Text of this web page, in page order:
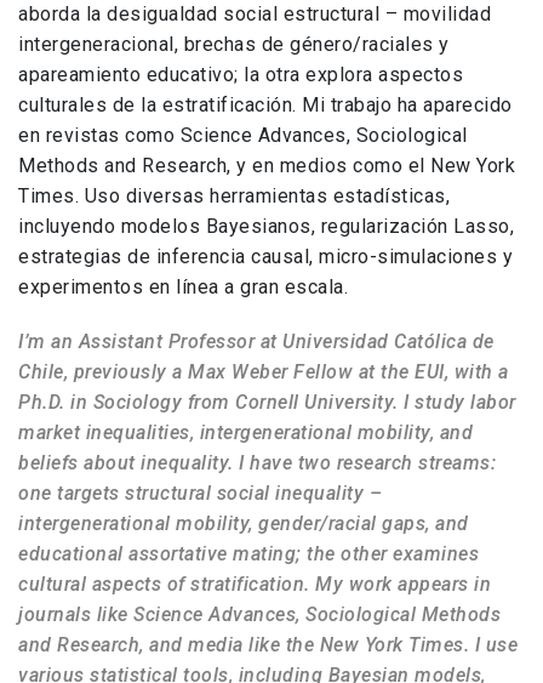
aborda la desigualdad social estructural – movilidad
intergeneracional, brechas de género/raciales y
apareamiento educativo; la otra explora aspectos
culturales de la estratificación. Mi trabajo ha aparecido
en revistas como Science Advances, Sociological
Methods and Research, y en medios como el New York
Times. Uso diversas herramientas estadísticas,
incluyendo modelos Bayesianos, regularización Lasso,
estrategias de inferencia causal, micro-simulaciones y
experimentos en línea a gran escala.
I’m an Assistant Professor at Universidad Católica de
Chile, previously a Max Weber Fellow at the EUI, with a
Ph.D. in Sociology from Cornell University. I study labor
market inequalities, intergenerational mobility, and
beliefs about inequality. I have two research streams:
one targets structural social inequality –
intergenerational mobility, gender/racial gaps, and
educational assortative mating; the other examines
cultural aspects of stratification. My work appears in
journals like Science Advances, Sociological Methods
and Research, and media like the New York Times. I use
various statistical tools, including Bayesian models,